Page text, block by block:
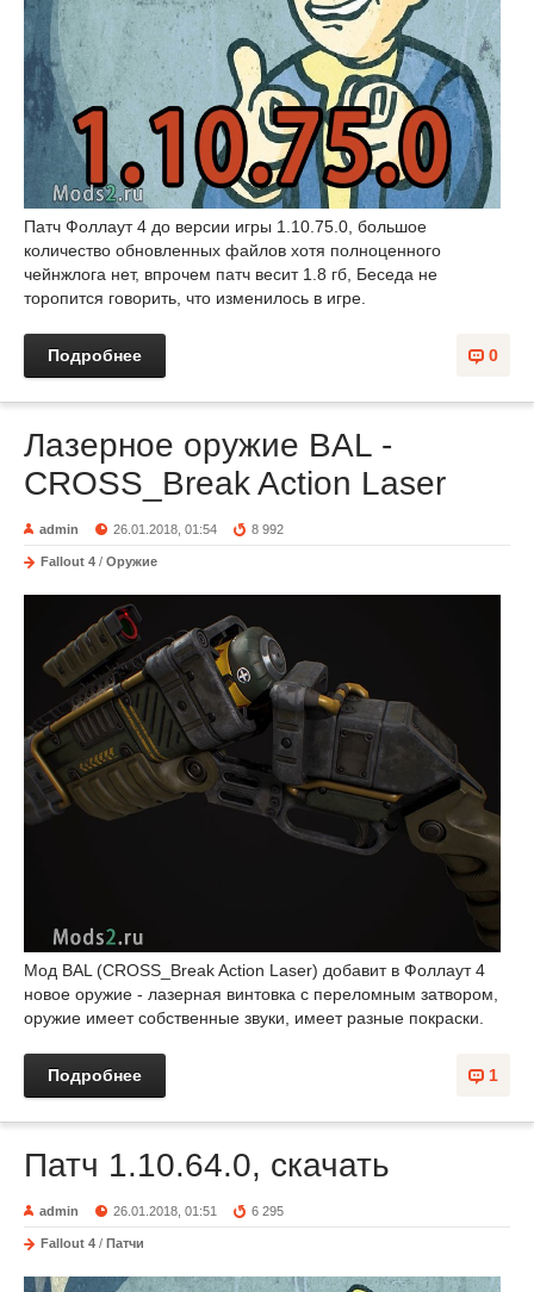
Патч Фоллаут 4 до версии игры 1.10.75.0, большое
количество обновленных файлов хотя полноценного
чейнжлога нет, впрочем патч весит 1.8 гб, Беседа не
торопится говорить, что изменилось в игре.
0
Подробнее
Лазерное оружие BAL -
CROSS_Break Action Laser
admin 26.01.2018, 01:54 8 992
Fallout 4 / Оружие
Мод BAL (CROSS_Break Action Laser) добавит в Фоллаут 4
новое оружие - лазерная винтовка с переломным затвором,
оружие имеет собственные звуки, имеет разные покраски.
1
Подробнее
Патч 1.10.64.0, скачать
admin 26.01.2018, 01:51 6 295
Fallout 4 / Патчи